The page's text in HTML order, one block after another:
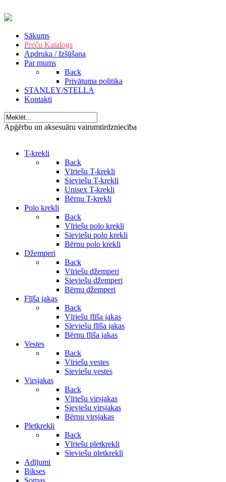
Sākums
Preču Katalogs
Apdruka / Izšūšana
Par mums
Back
Privātuma politika
STANLEY/STELLA
Kontakti
Apģērbu un aksesuāru vairumtirdzniecība
T-krekli
Back
Vīriešu T-krekli
Sieviešu T-krekli
Unisex T-krekli
Bērnu T-krekli
Polo krekli
Back
Vīriešu polo krekli
Sieviešu polo krekli
Bērnu polo krekli
Džemperi
Back
Vīriešu džemperi
Sieviešu džemperi
Bērnu džemperi
Flīša jakas
Back
Vīriešu flīša jakas
Sieviešu flīša jakas
Bērnu flīša jakas
Vestes
Back
Vīriešu vestes
Sieviešu vestes
Virsjakas
Back
Vīriešu virsjakas
Sieviešu virsjakas
Bērnu virsjakas
Pletkrekli
Back
Vīriešu pletkrekli
Sieviešu pletkrekli
Adījumi
Bikses
Somas